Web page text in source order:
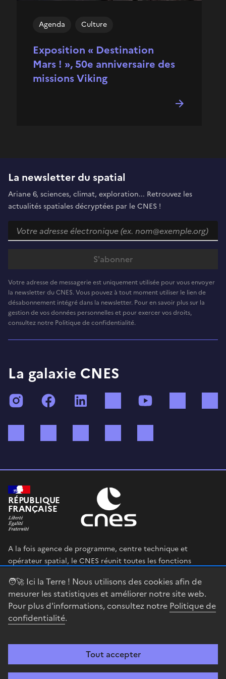
🧑‍🚀 Ici la Terre ! Nous utilisons des cookies afin de
mesurer les statistiques et améliorer notre site web.
Pour plus d'informations, consultez notre Politique de
confidentialité.
Tout accepter
Exposition « Destination
Mars ! », 50e anniversaire des
missions Viking
Agenda Culture
La newsletter du spatial
Ariane 6, sciences, climat, exploration... Retrouvez les
actualités spatiales décryptées par le CNES !
Votre adresse de messagerie est uniquement utilisée pour vous envoyer
la newsletter du CNES. Vous pouvez à tout moment utiliser le lien de
désabonnement intégré dans la newsletter. Pour en savoir plus sur la
gestion de vos données personnelles et pour exercer vos droits,
consultez notre Politique de confidentialité.
La galaxie CNES
InstagramFacebook TikTok
RÉPUBLIQUE
FRANÇAISE
A la fois agence de programme, centre technique et
opérateur spatial, le CNES réunit toutes les fonctions
en œuvre sa stratégie spatiale.
legifrance.gouv.fr
gouvernement.fr
Accessibilité : partiellement conforme Mentions légales